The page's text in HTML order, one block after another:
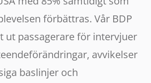
förbättras. Vår BDP
ut passagerare för intervjuer
avvikelser
baslinjer och